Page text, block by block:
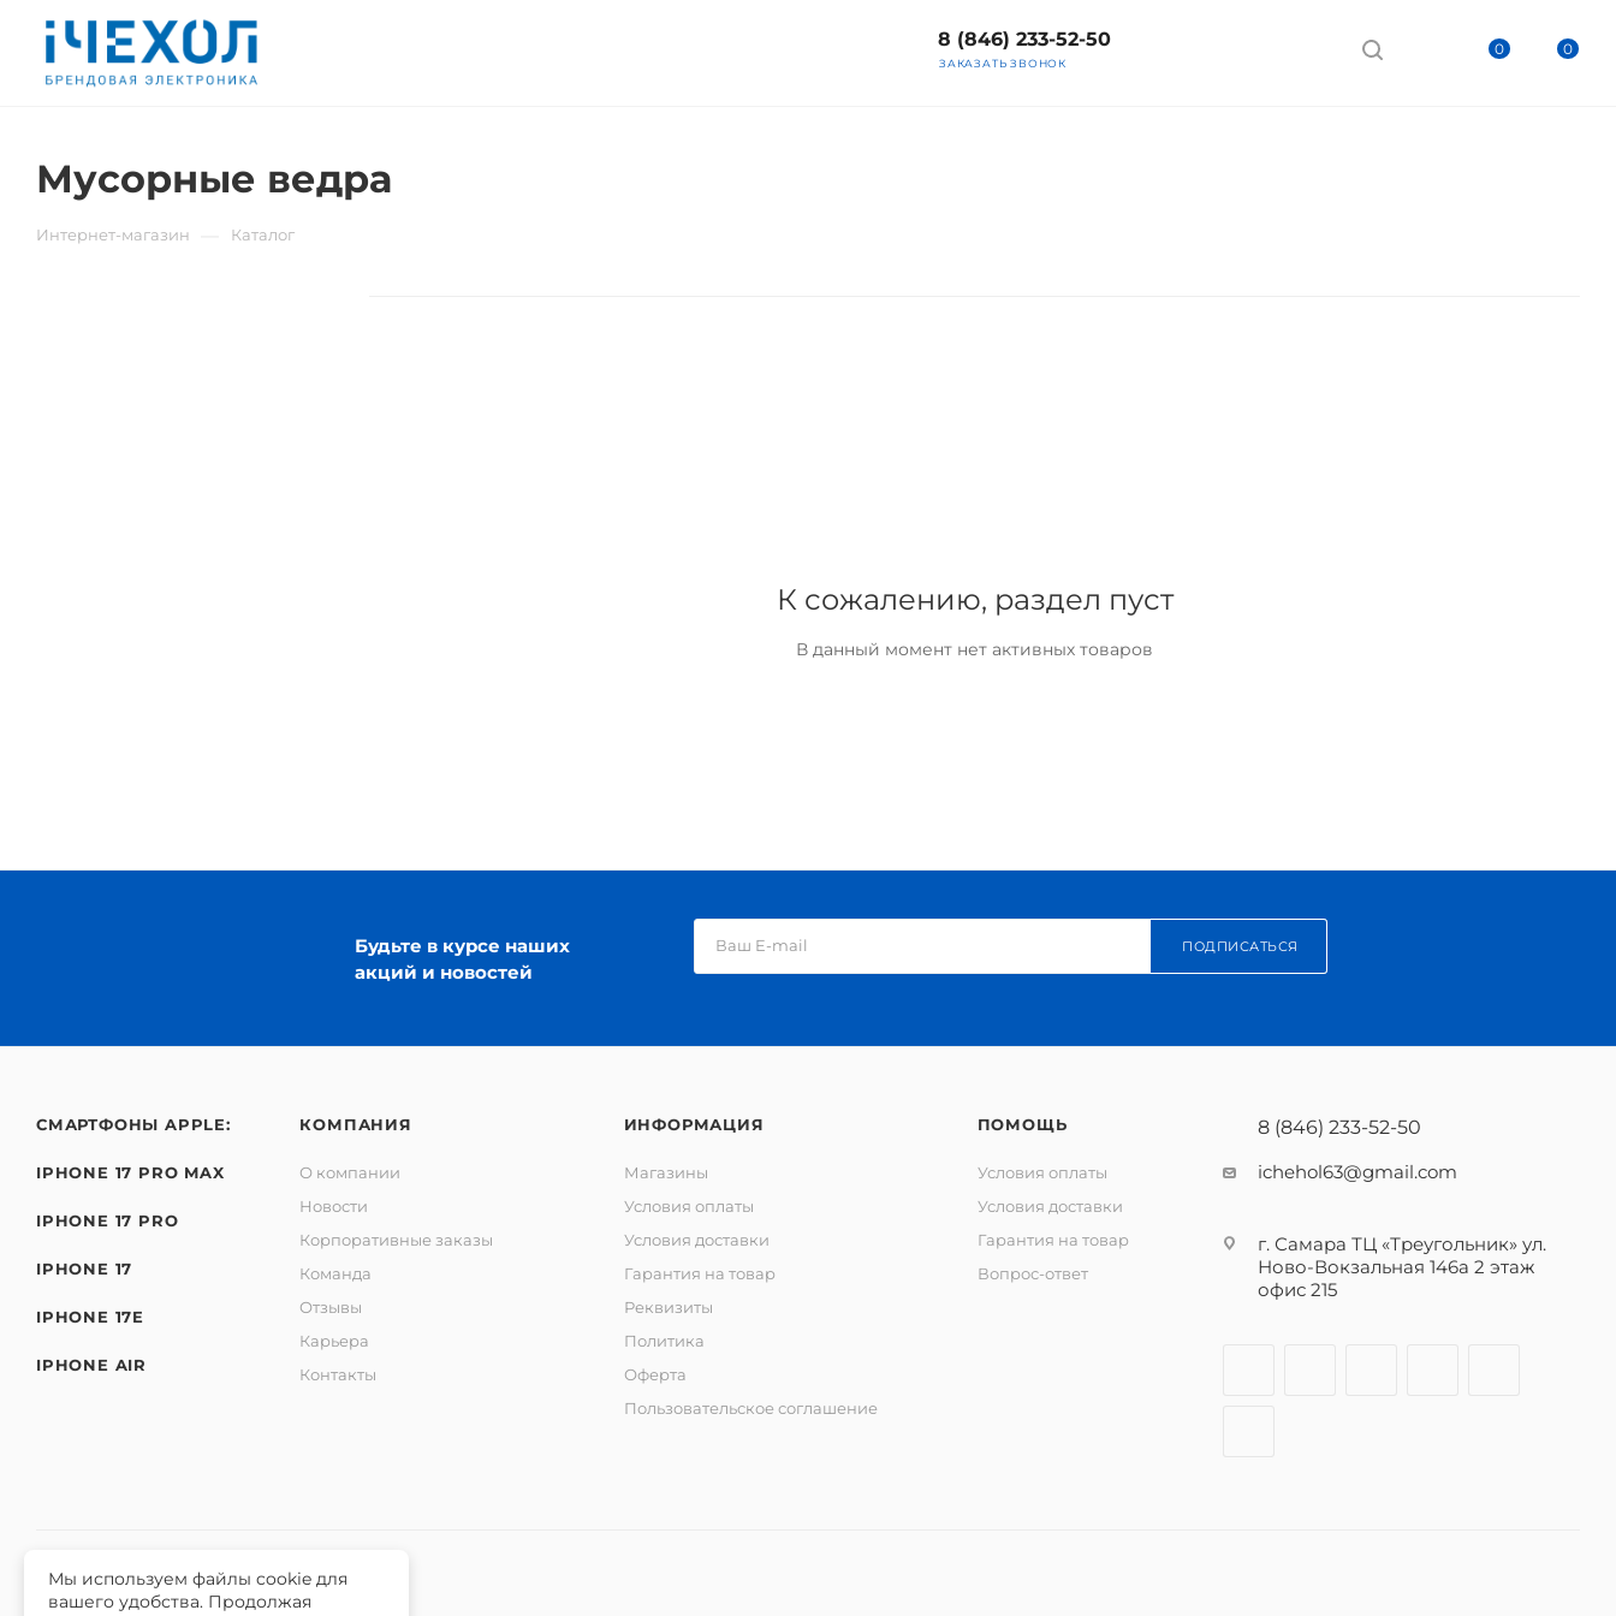
0 0
8 (846) 233-52-50
ЗАКАЗАТЬ ЗВОНОК
Мусорные ведра
Интернет-магазин Каталог
К сожалению, раздел пуст
В данный момент нет активных товаров
Будьте в курсе наших
акций и новостей
ПОДПИСАТЬСЯ
СМАРТФОНЫ APPLE:
IPHONE 17 PRO MAX
IPHONE 17 PRO
IPHONE 17
IPHONE 17E
IPHONE AIR
КОМПАНИЯ
О компании
Новости
Корпоративные заказы
Команда
Отзывы
Карьера
Контакты
ИНФОРМАЦИЯ
Магазины
Условия оплаты
Условия доставки
Гарантия на товар
Реквизиты
Политика
Оферта
Пользовательское соглашение
ПОМОЩЬ
Условия оплаты
Условия доставки
Гарантия на товар
Вопрос-ответ
8 (846) 233-52-50
ichehol63@gmail.com
г. Самара ТЦ «Треугольник» ул.
Ново-Вокзальная 146а 2 этаж
офис 215
2026 © Интернет-магазин iЧехол.
Мы используем файлы cookie для
вашего удобства. Продолжая